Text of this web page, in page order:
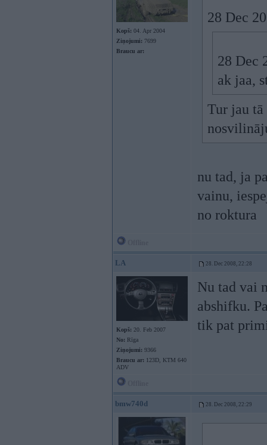
Kopš: 04. Apr 2004
Ziņojumi: 7699
Braucu ar:
28 Dec
28 Dec
ak jaa,
Tur jau tā
nu tad, ja
vainu,
no roktura
LA 28. Dec 2008, 22:28
Kopš: 20. Feb 2007
No: Rīga
Ziņojumi: 9366
Braucu ar: 123D, KTM 640
ADV
Nu tad vai
abshifku.
tik pat
bmw740d 28. Dec 2008, 22:29